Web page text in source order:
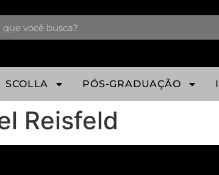
SCOLLA PÓS-GRADUAÇÃO
Reisfeld